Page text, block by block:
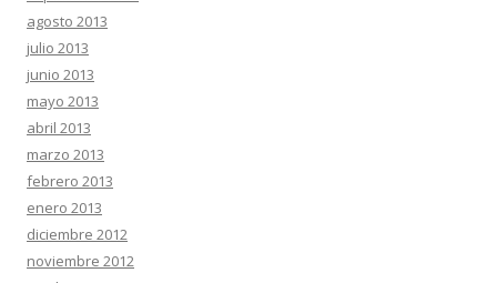
agosto 2013
julio 2013
junio 2013
mayo 2013
abril 2013
marzo 2013
febrero 2013
enero 2013
diciembre 2012
noviembre 2012